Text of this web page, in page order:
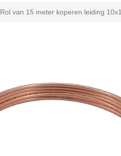
Rol van 15 meter koperen leiding 10x1